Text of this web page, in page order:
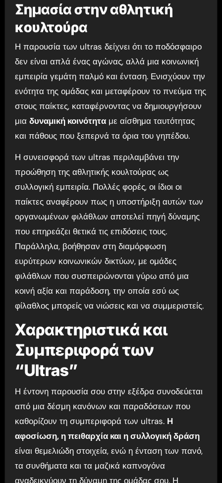
Σημασία στην αθλητική
κουλτούρα
Η παρουσία των ultras δείχνει ότι το ποδόσφαιρο
δεν είναι απλά ένας αγώνας, αλλά μια κοινωνική
εμπειρία γεμάτη παλμό και ένταση. Ενισχύουν την
ενότητα της ομάδας και μεταφέρουν το πνεύμα της
στους παίκτες, καταφέρνοντας να δημιουργήσουν
μια δυναμική κοινότηταμε αίσθημα ταυτότητας
και πάθους που ξεπερνά τα όρια του γηπέδου.
Η συνεισφορά των ultras περιλαμβάνει την
προώθηση της αθλητικής κουλτούρας ως
συλλογική εμπειρία. Πολλές φορές, οι ίδιοι οι
παίκτες αναφέρουν πως η υποστήριξη αυτών των
οργανωμένων φιλάθλων αποτελεί πηγή δύναμης
που επηρεάζει θετικά τις επιδόσεις τους.
Παράλληλα, βοήθησαν στη διαμόρφωση
ευρύτερων κοινωνικών δικτύων, με ομάδες
φιλάθλων που συσπειρώνονται γύρω από μια
κοινή αξία και παράδοση, την οποία εσύ ως
φίλαθλος μπορείς να νιώσεις και να συμμεριστείς.
Χαρακτηριστικά και
Συμπεριφορά των
“Ultras”
Η έντονη παρουσία σου στην εξέδρα συνοδεύεται
από μια δέσμη κανόνων και παραδόσεων που
καθορίζουν τη συμπεριφορά των ultras. Η
αφοσίωση, η πειθαρχία και η συλλογική δράση
είναι θεμελιώδη στοιχεία, ενώ η ένταση των πανό,
τα συνθήματα και τα μαζικά καπνογόνα
αναδεικνύουν τη δύναμη της ομάδας σου. Η